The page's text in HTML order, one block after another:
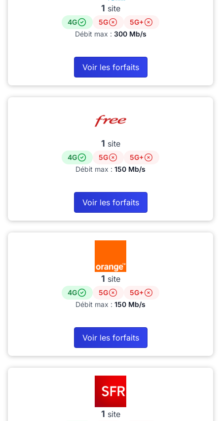
1 site
4G 5G
5G+
Débit max : 300 Mb/s
Voir les forfaits
1 site
4G 5G
5G+
Débit max : 150 Mb/s
Voir les forfaits
1 site
4G 5G
5G+
Débit max : 150 Mb/s
Voir les forfaits
1 site